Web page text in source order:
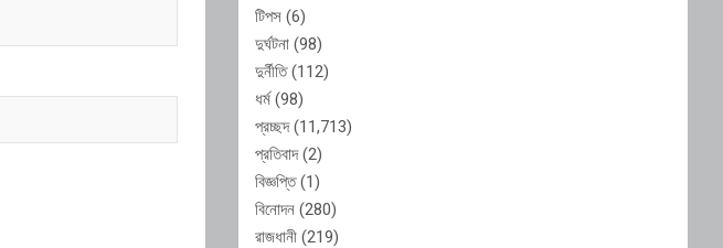
টিপস (6)
দুর্ঘটনা (98)
দুর্নীতি(112)
ধর্ম(98)
প্রচ্ছদ(11,713)
প্রতিবাদ(2)
বিজ্ঞপ্তি(1)
বিনোদন (280)
রাজধানী (219)